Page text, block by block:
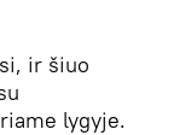
ir šiuo
lygyje.